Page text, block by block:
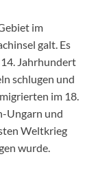
im
galt. Es
Jahrhundert
schlugen und
im 18.
Ungarn und
Weltkrieg
wurde.